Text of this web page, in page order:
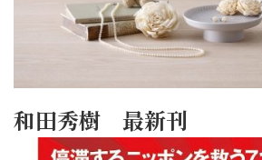
和田秀樹 最新刊